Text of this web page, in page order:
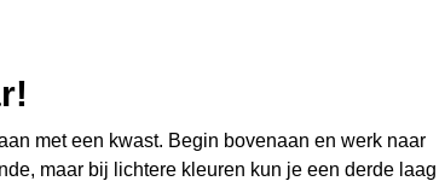
met een kwast. Begin bovenaan en werk naar
maar bij lichtere kleuren kun je een derde laag